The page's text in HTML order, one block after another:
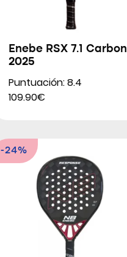
Enebe RSX 7.1 Carbon
2025
Puntuación: 8.4
109.90€
-24%